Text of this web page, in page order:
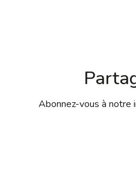
Classic comprend les
et
Abonnez-vous à notre